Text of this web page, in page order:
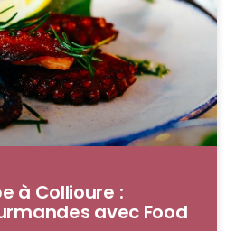
à Collioure :
avec Food